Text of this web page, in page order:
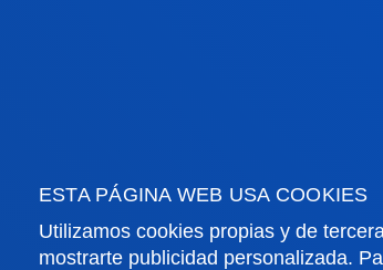
ESTA PÁGINA WEB USA COOKIES
Utilizamos cookies propias y de
mostrarte publicidad personalizada.
PERFIL DE INGRESO